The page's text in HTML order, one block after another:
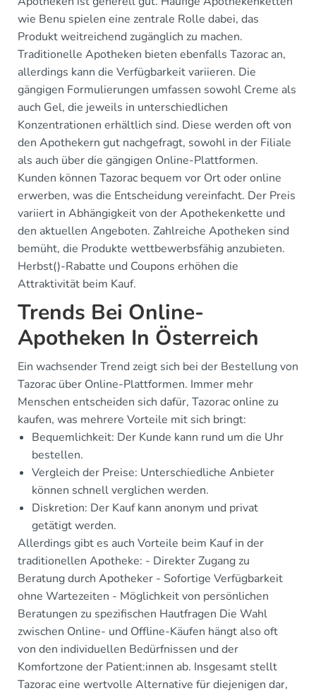
wie Benu spielen eine zentrale Rolle dabei, das
Produkt weitreichend zugänglich zu machen.
Traditionelle Apotheken bieten ebenfalls Tazorac an,
allerdings kann die Verfügbarkeit variieren. Die
gängigen Formulierungen umfassen sowohl Creme als
auch Gel, die jeweils in unterschiedlichen
Konzentrationen erhältlich sind. Diese werden oft von
den Apothekern gut nachgefragt, sowohl in der Filiale
als auch über die gängigen Online-Plattformen.
Kunden können Tazorac bequem vor Ort oder online
erwerben, was die Entscheidung vereinfacht. Der Preis
variiert in Abhängigkeit von der Apothekenkette und
den aktuellen Angeboten. Zahlreiche Apotheken sind
bemüht, die Produkte wettbewerbsfähig anzubieten.
Herbst()-Rabatte und Coupons erhöhen die
Attraktivität beim Kauf.
Trends Bei Online-
Apotheken In Österreich
Ein wachsender Trend zeigt sich bei der Bestellung von
Tazorac über Online-Plattformen. Immer mehr
Menschen entscheiden sich dafür, Tazorac online zu
kaufen, was mehrere Vorteile mit sich bringt:
Bequemlichkeit: Der Kunde kann rund um die Uhr
bestellen.
Vergleich der Preise: Unterschiedliche Anbieter
können schnell verglichen werden.
Diskretion: Der Kauf kann anonym und privat
getätigt werden.
Allerdings gibt es auch Vorteile beim Kauf in der
traditionellen Apotheke: - Direkter Zugang zu
Beratung durch Apotheker - Sofortige Verfügbarkeit
ohne Wartezeiten - Möglichkeit von persönlichen
Beratungen zu spezifischen Hautfragen Die Wahl
zwischen Online- und Offline-Käufen hängt also oft
von den individuellen Bedürfnissen und der
Komfortzone der Patient:innen ab. Insgesamt stellt
Tazorac eine wertvolle Alternative für diejenigen dar,